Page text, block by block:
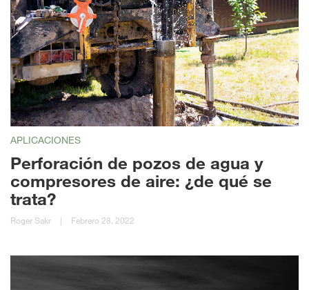
APLICACIONES
Perforación de pozos de agua y
compresores de aire: ¿de qué se
trata?
Roger Sakr | Febrero 28, 2022